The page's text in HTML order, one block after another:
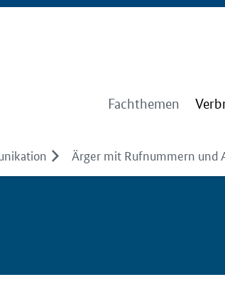
Fachthemen
Ärger mit Rufnummern und